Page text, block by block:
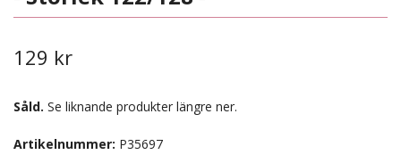
129 kr
Såld. Se liknande produkter längre ner.
Artikelnummer: P35697